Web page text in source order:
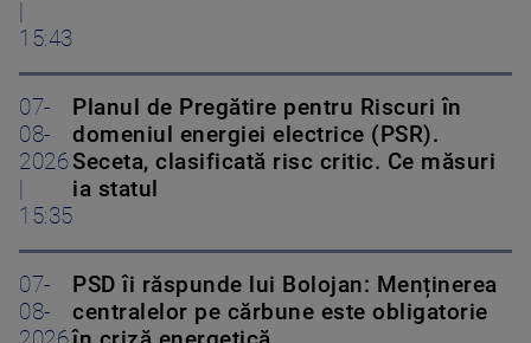
15:43
07-
08-
2026
15:35
Planul de Pregătire pentru Riscuri în
domeniul energiei electrice (PSR).
Seceta, clasificată risc critic. Ce măsuri
ia statul
07-
08-
PSD îi răspunde lui Bolojan: Menținerea
centralelor pe cărbune este obligatorie